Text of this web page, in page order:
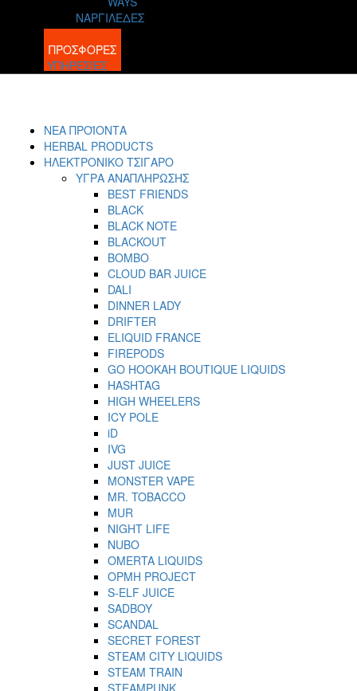
ΝΑΡΓΙΛΕΔΕΣ
BLOG
ΠΡΟΣΦΟΡΕΣ
ΥΠΗΡΕΣΙΕΣ
ΝΕΑ ΠΡΟΪΟΝΤΑ
HERBAL PRODUCTS
ΗΛΕΚΤΡΟΝΙΚΟ ΤΣΙΓΑΡΟ
ΥΓΡΑ ΑΝΑΠΛΗΡΩΣΗΣ
BEST FRIENDS
BLACK
BLACK NOTE
BLACKOUT
BOMBO
CLOUD BAR JUICE
DALI
DINNER LADY
DRIFTER
ELIQUID FRANCE
FIREPODS
GO HOOKAH BOUTIQUE LIQUIDS
HASHTAG
HIGH WHEELERS
ICY POLE
iD
IVG
JUST JUICE
MONSTER VAPE
MR. TOBACCO
MUR
NIGHT LIFE
NUBO
OMERTA LIQUIDS
OPMH PROJECT
S-ELF JUICE
SADBOY
SCANDAL
SECRET FOREST
STEAM CITY LIQUIDS
STEAM TRAIN
STEAMPUNK